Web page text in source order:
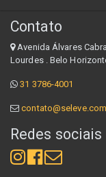
Contato
Avenida Álvares
Lourdes . Belo
31 3786-4001
Redes sociais